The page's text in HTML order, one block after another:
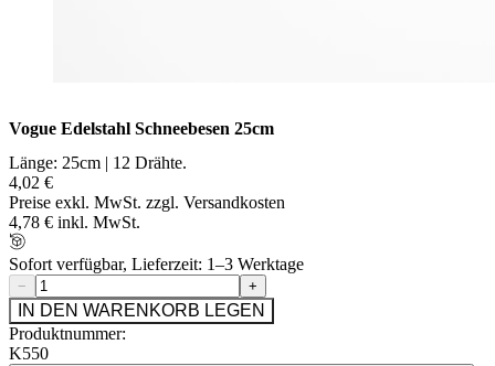
Vogue Edelstahl Schneebesen 25cm
Länge: 25cm | 12 Drähte.
4,02 €
Preise exkl. MwSt. zzgl. Versandkosten
4,78 € inkl. MwSt.
Sofort verfügbar, Lieferzeit: 1–3 Werktage
− +
IN DEN WARENKORB LEGEN
Produktnummer:
K550